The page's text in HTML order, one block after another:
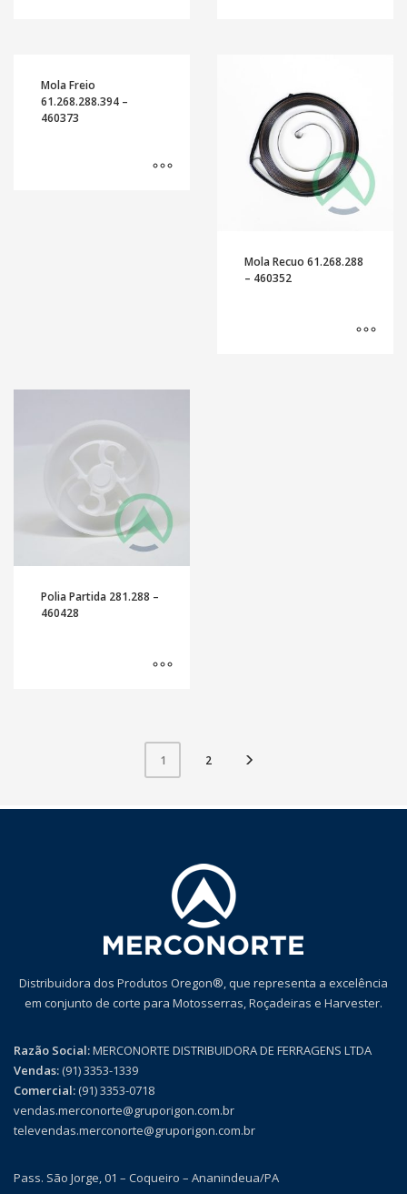
Mola Freio
61.268.288.394 –
460373
Mola Recuo 61.268.288
– 460352
Polia Partida 281.288 –
460428
1 2
Distribuidora dos Produtos Oregon®, que representa a excelência
em conjunto de corte para Motosserras, Roçadeiras e Harvester.
Razão Social:MERCONORTE DISTRIBUIDORA DE FERRAGENS LTDA
Vendas:(91) 3353-1339
Comercial:(91) 3353-0718
vendas.merconorte@gruporigon.com.br
televendas.merconorte@gruporigon.com.br
Pass. São Jorge, 01 – Coqueiro – Ananindeua/PA